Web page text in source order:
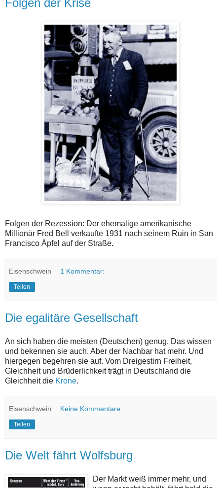
Folgen der Krise
Folgen der Rezession: Der ehemalige amerikanische
Millionär Fred Bell verkaufte 1931 nach seinem Ruin in San
Francisco Äpfel auf der Straße.
Eisenschwein 1 Kommentar:
Teilen
Die egalitäre Gesellschaft
An sich haben die meisten (Deutschen) genug. Das wissen
und bekennen sie auch. Aber der Nachbar hat mehr. Und
hiergegen begehren sie auf. Vom Dreigestirn Freiheit,
Gleichheit und Brüderlichkeit trägt in Deutschland die
Gleichheit die Krone.
Eisenschwein Keine Kommentare:
Teilen
Die Welt fährt Wolfsburg
Der Markt weiß immer mehr, und